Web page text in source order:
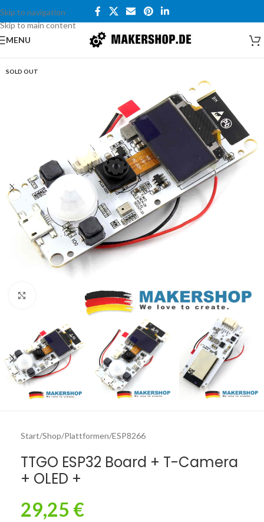
Skip to navigation
Skip to main content
MENU
SOLD OUT
Click to enlarge
Start/Shop/Plattformen/ESP8266
TTGO ESP32 Board + T-Camera
+ OLED +
29,25 €